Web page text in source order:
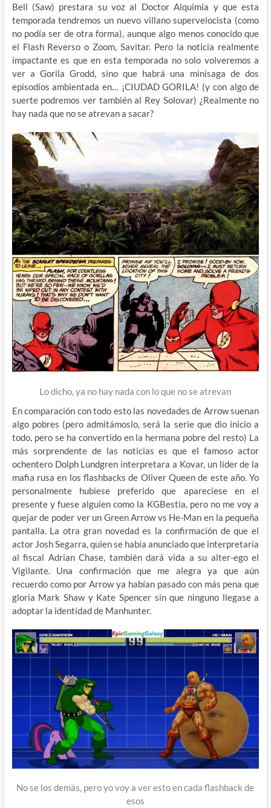
Bell (Saw) prestara su voz al Doctor Alquimia y que esta
temporada tendremos un nuevo villano supervelocista (como
no podía ser de otra forma), aunque algo menos conocido que
el Flash Reverso o Zoom, Savitar. Pero la noticia realmente
impactante es que en esta temporada no solo volveremos a
ver a Gorila Grodd, sino que habrá una minisaga de dos
episodios ambientada en… ¡CIUDAD GORILA! (y con algo de
suerte podremos ver también al Rey Solovar) ¿Realmente no
hay nada que no se atrevan a sacar?
Lo dicho, ya no hay nada con lo que no se atrevan
En comparación con todo esto las novedades de Arrow suenan
algo pobres (pero admitámoslo, será la serie que dio inicio a
todo, pero se ha convertido en la hermana pobre del resto) La
más sorprendente de las noticias es que el famoso actor
ochentero Dolph Lundgren interpretara a Kovar, un líder de la
mafia rusa en los flashbacks de Oliver Queen de este año. Yo
personalmente hubiese preferido que apareciese en el
presente y fuese alguien como la KGBestia, pero no me voy a
quejar de poder ver un Green Arrow vs He-Man en la pequeña
pantalla. La otra gran novedad es la confirmación de que el
actor Josh Segarra, quien se había anunciado que interpretaría
al fiscal Adrian Chase, también dará vida a su alter-ego el
Vigilante. Una confirmación que me alegra ya que aún
recuerdo como por Arrow ya habían pasado con más pena que
gloria Mark Shaw y Kate Spencer sin que ninguno llegase a
adoptar la identidad de Manhunter.
No se los demás, pero yo voy a ver esto en cada flashback de
esos